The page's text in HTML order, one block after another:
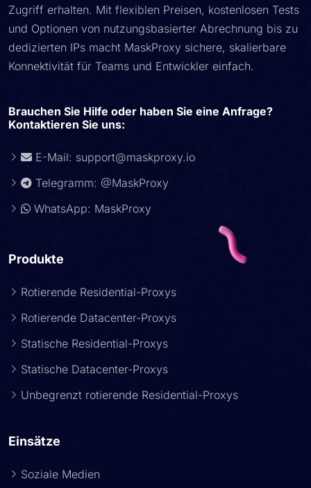
Zugriff erhalten. Mit flexiblen Preisen, kostenlosen Tests
und Optionen von nutzungsbasierter Abrechnung bis zu
dedizierten IPs macht MaskProxy sichere, skalierbare
Konnektivität für Teams und Entwickler einfach.
Brauchen Sie Hilfe oder haben Sie eine Anfrage?
Kontaktieren Sie uns:
E-Mail: support@maskproxy.io
Telegramm: @MaskProxy
WhatsApp: MaskProxy
Produkte
Rotierende Residential-Proxys
Rotierende Datacenter-Proxys
Statische Residential-Proxys
Statische Datacenter-Proxys
Unbegrenzt rotierende Residential-Proxys
Einsätze
Soziale Medien